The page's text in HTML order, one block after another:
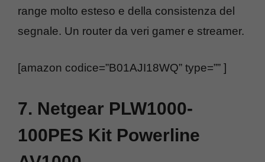
range molto esteso e della consistenza del
segnale. Un router da veri gamer e streamer.
[amazon codice=”B01AJI18WQ” type=”” ]
7. Netgear PLW1000-
100PES Kit Powerline